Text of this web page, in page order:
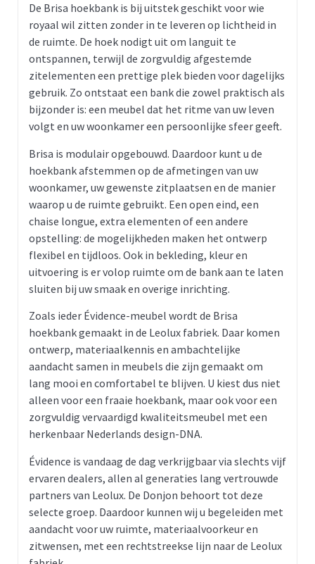
De Brisa hoekbank is bij uitstek geschikt voor wie
royaal wil zitten zonder in te leveren op lichtheid in
de ruimte. De hoek nodigt uit om languit te
ontspannen, terwijl de zorgvuldig afgestemde
zitelementen een prettige plek bieden voor dagelijks
gebruik. Zo ontstaat een bank die zowel praktisch als
bijzonder is: een meubel dat het ritme van uw leven
volgt en uw woonkamer een persoonlijke sfeer geeft.
Brisa is modulair opgebouwd. Daardoor kunt u de
hoekbank afstemmen op de afmetingen van uw
woonkamer, uw gewenste zitplaatsen en de manier
waarop u de ruimte gebruikt. Een open eind, een
chaise longue, extra elementen of een andere
opstelling: de mogelijkheden maken het ontwerp
flexibel en tijdloos. Ook in bekleding, kleur en
uitvoering is er volop ruimte om de bank aan te laten
sluiten bij uw smaak en overige inrichting.
Zoals ieder Évidence-meubel wordt de Brisa
hoekbank gemaakt in de Leolux fabriek. Daar komen
ontwerp, materiaalkennis en ambachtelijke
aandacht samen in meubels die zijn gemaakt om
lang mooi en comfortabel te blijven. U kiest dus niet
alleen voor een fraaie hoekbank, maar ook voor een
zorgvuldig vervaardigd kwaliteitsmeubel met een
herkenbaar Nederlands design-DNA.
Évidence is vandaag de dag verkrijgbaar via slechts vijf
ervaren dealers, allen al generaties lang vertrouwde
partners van Leolux. De Donjon behoort tot deze
selecte groep. Daardoor kunnen wij u begeleiden met
aandacht voor uw ruimte, materiaalvoorkeur en
zitwensen, met een rechtstreekse lijn naar de Leolux